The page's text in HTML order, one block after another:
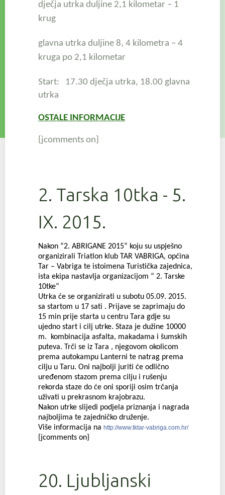
dječja utrka duljine 2,1 kilometar – 1
krug
glavna utrka duljine 8, 4 kilometra – 4
kruga po 2,1 kilometar
Start: 17.30 dječja utrka, 18.00 glavna
utrka
OSTALE INFORMACIJE
{jcomments on}
2. Tarska 10tka - 5.
IX. 2015.
Nakon “2. ABRIGANE 2015“ koju su uspješno
organizirali Triatlon klub TAR VABRIGA, općina
Tar – Vabriga te istoimena Turistička zajednica,
ista ekipa nastavlja organizacijom “ 2. Tarske
10tke“
Utrka će se organizirati u subotu 05.09. 2015.
sa startom u 17 sati . Prijave se zaprimaju do
15 min prije starta u centru Tara gdje su
ujedno start i cilj utrke. Staza je dužine 10000
m. kombinacija asfalta, makadama i šumskih
puteva. Trči se iz Tara , njegovom okolicom
prema autokampu Lanterni te natrag prema
cilju u Taru. Oni najbolji juriti će odlično
uređenom stazom prema cilju i rušenju
rekorda staze do će oni sporiji osim trčanja
uživati u prekrasnom krajobrazu.
Nakon utrke slijedi podjela priznanja i nagrada
najboljima te zajedničko druženje.
Više informacija na http://www.tktar-vabriga.com.hr/
{jcomments on}
20. Ljubljanski